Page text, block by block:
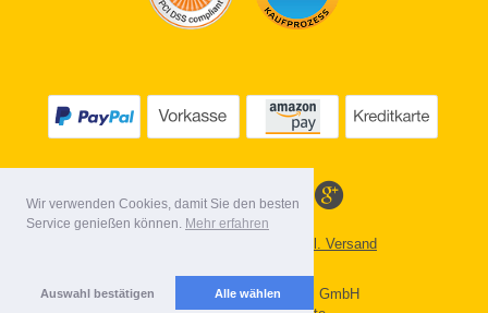
Wir verwenden Cookies, damit Sie den besten
Service genießen können. Mehr erfahren
Auswahl bestätigen Alle wählen
Alle Preise inkl. MwSt. evtl. zzgl. Versand
Copyright 2026 by Gebr. Röhl GmbH